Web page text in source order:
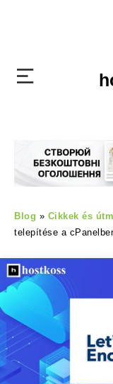
Blog » Cikkek és
telepítése a